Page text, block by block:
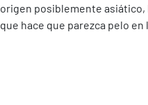
origen posiblemente asiático,
que hace que parezca pelo en